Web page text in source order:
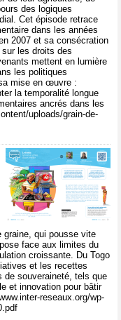
des logiques
Cet épisode retrace
dans les années
2007 et sa consécration
les droits des
mettent en lumière
les politiques
mise en œuvre :
la temporalité longue
ancrés dans les
uploads/grain-de-
graine, qui pousse vite
face aux limites du
croissante. Du Togo
et les recettes
de souveraineté, tels que
et innovation pour bâtir
reseaux.org/wp-